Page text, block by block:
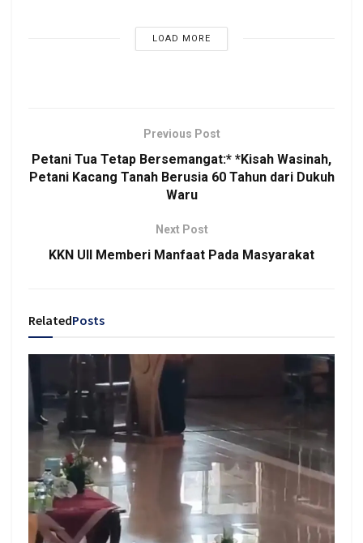
LOAD MORE
Previous Post
Petani Tua Tetap Bersemangat:* *Kisah Wasinah,
Petani Kacang Tanah Berusia 60 Tahun dari Dukuh
Waru
Next Post
KKN UII Memberi Manfaat Pada Masyarakat
RelatedPosts